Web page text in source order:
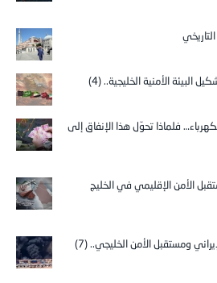
البيئة الأمنية الخليجية.. (4)
فلماذا تحوّل هذا الإنفاق إلى
الأمن الإقليمي في الخليج
ومستقبل الأمن الخليجي.. (7)